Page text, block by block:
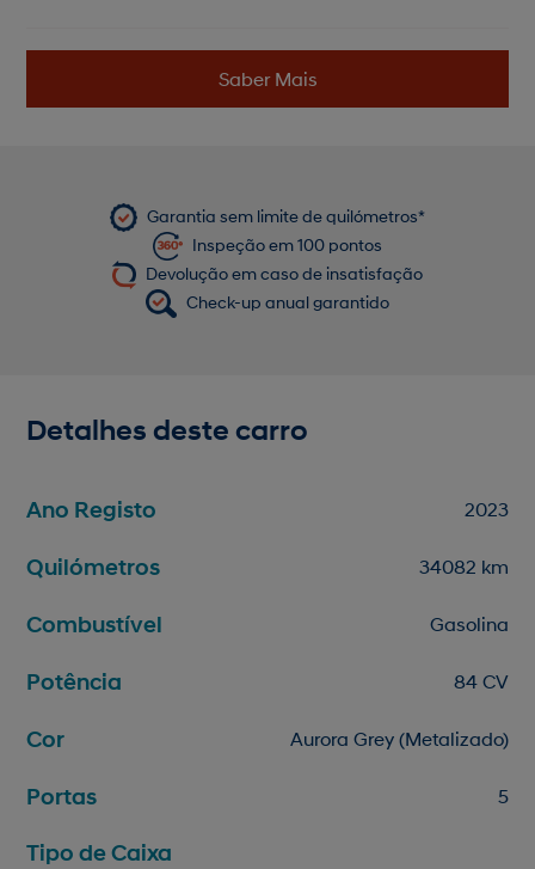
Saber Mais
Garantia sem limite de quilómetros*
Inspeção em 100 pontos
Devolução em caso de insatisfação
Check-up anual garantido
Detalhes deste carro
Ano Registo 2023
Quilómetros 34082 km
Combustível Gasolina
Potência 84 CV
Cor Aurora Grey (Metalizado)
Portas 5
Tipo de Caixa